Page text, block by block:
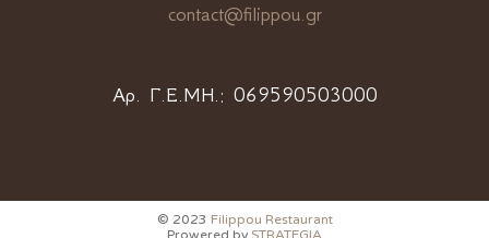
contact@filippou.gr
Αρ. Γ.Ε.ΜΗ.: 069590503000
© 2023 Filippou Restaurant
Prowered by STRATEGIA